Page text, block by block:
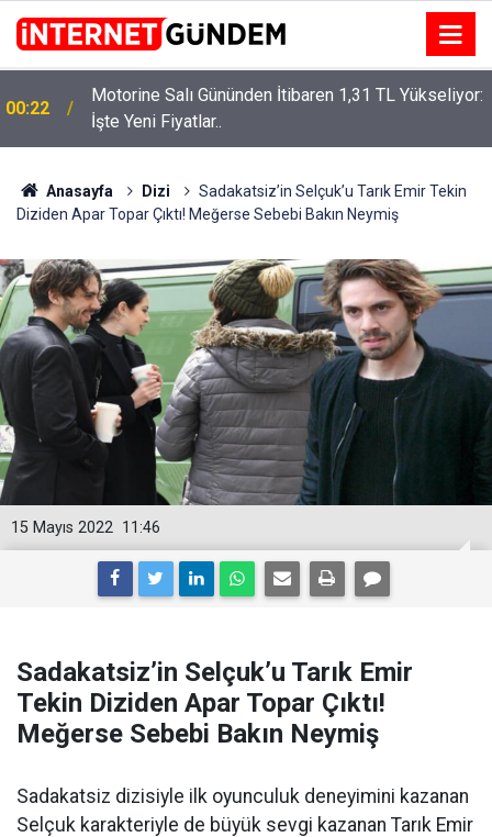
00:22
Motorine Salı Gününden İtibaren 1,31 TL Yükseliyor:
İşte Yeni Fiyatlar..
Anasayfa Dizi
Sadakatsiz’in Selçuk’u Tarık Emir Tekin
Diziden Apar Topar Çıktı! Meğerse Sebebi Bakın Neymiş
11:46
15 Mayıs 2022
Sadakatsiz’in Selçuk’u Tarık Emir
Tekin Diziden Apar Topar Çıktı!
Meğerse Sebebi Bakın Neymiş
Sadakatsiz dizisiyle ilk oyunculuk deneyimini kazanan
Selçuk karakteriyle de büyük sevgi kazanan Tarık Emir